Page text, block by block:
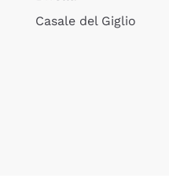
Casale del Giglio